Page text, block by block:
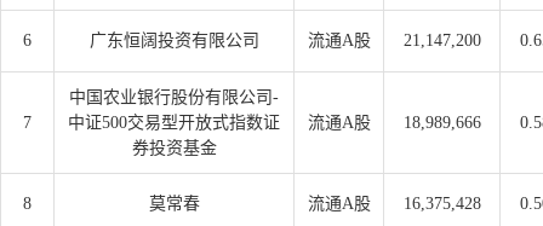
6 广东恒阔投资有限公司 流通A股 21,147,200
7
中国农业银行股份有限公司-
中证500交易型开放式指数证
券投资基金
流通A股 18,989,666
8 莫常春 流通A股 16,375,428